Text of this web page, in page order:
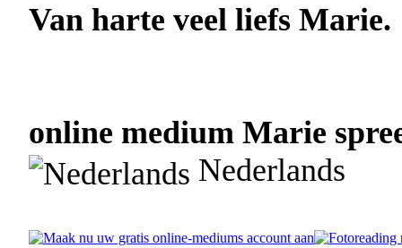
Van harte veel liefs Marie.
online medium Marie
Nederlands